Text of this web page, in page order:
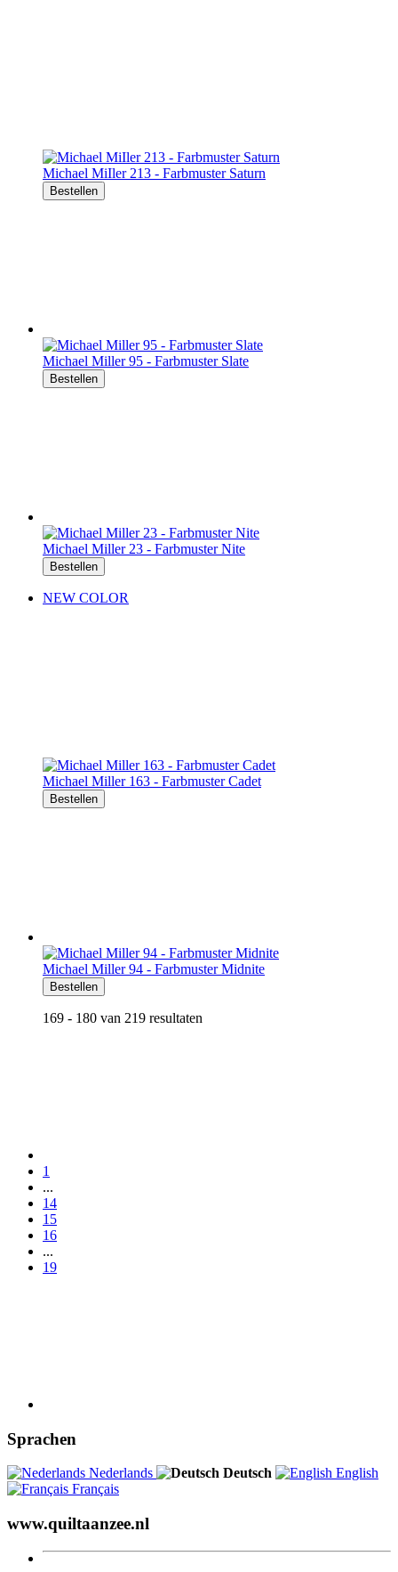
Michael MiIler 213 - Farbmuster Saturn
Bestellen
Michael Miller 95 - Farbmuster Slate
Bestellen
Michael Miller 23 - Farbmuster Nite
Bestellen
NEW COLOR
Michael Miller 163 - Farbmuster Cadet
Bestellen
Michael Miller 94 - Farbmuster Midnite
Bestellen
169 - 180 van 219 resultaten
1
...
14
15
16
...
19
Sprachen
Nederlands Deutsch
English
Français
www.quiltaanzee.nl